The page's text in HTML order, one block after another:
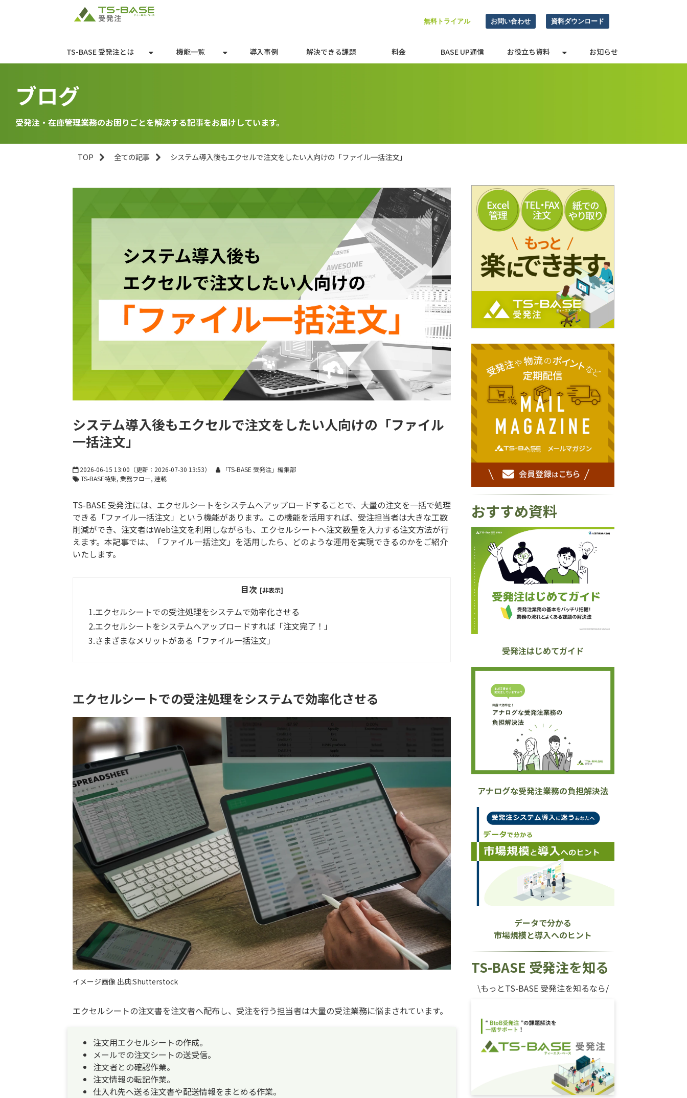
無料トライアル お問い合わせ 資料ダウンロード
TS-BASE 受発注とは 機能一覧 導入事例 解決できる課題 料金 BASE UP通信 お役立ち資料 お知らせ
ブログ
受発注・在庫管理業務のお困りごとを解決する記事をお届けしています。
TOP 全ての記事 システム導入後もエクセルで注文をしたい人向けの「ファイル一括注文」
システム導入後もエクセルで注文をしたい人向けの「ファイル
一括注文」
2026-06-15 13:00 （更新： 2026-07-30 13:53）
「TS-BASE 受発注」編集部
TS-BASE特集 業務フロー 連載
TS-BASE 受発注には、エクセルシートをシステムへアップロードすることで、大量の注文を一括で処理
できる「ファイル一括注文」という機能があります。この機能を活用すれば、受注担当者は大きな工数
削減ができ、注文者はWeb注文を利用しながらも、エクセルシートへ注文数量を入力する注文方法が行
えます。本記事では、「ファイル一括注文」を活用したら、どのような運用を実現できるのかをご紹介
いたします。
目次 [非表示]
1.エクセルシートでの受注処理をシステムで効率化させる
2.エクセルシートをシステムへアップロードすれば「注文完了！」
3.さまざまなメリットがある「ファイル一括注文」
エクセルシートでの受注処理をシステムで効率化させる
イメージ画像 出典:Shutterstock
エクセルシートの注文書を注文者へ配布し、受注を行う担当者は大量の受注業務に悩まされています。
注文用エクセルシートの作成。
メールでの注文シートの送受信。
注文者との確認作業。
注文情報の転記作業。
仕入れ先へ送る注文書や配送情報をまとめる作業。
おすすめ資料
受発注はじめてガイド
アナログな受発注業務の負担解決法
データで分かる
市場規模と導入へのヒント
TS-BASE 受発注を知る
\もっとTS-BASE 受発注を知るなら/